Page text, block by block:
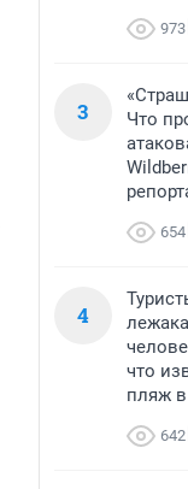
973
3
Что
654
4
что
пляж
642